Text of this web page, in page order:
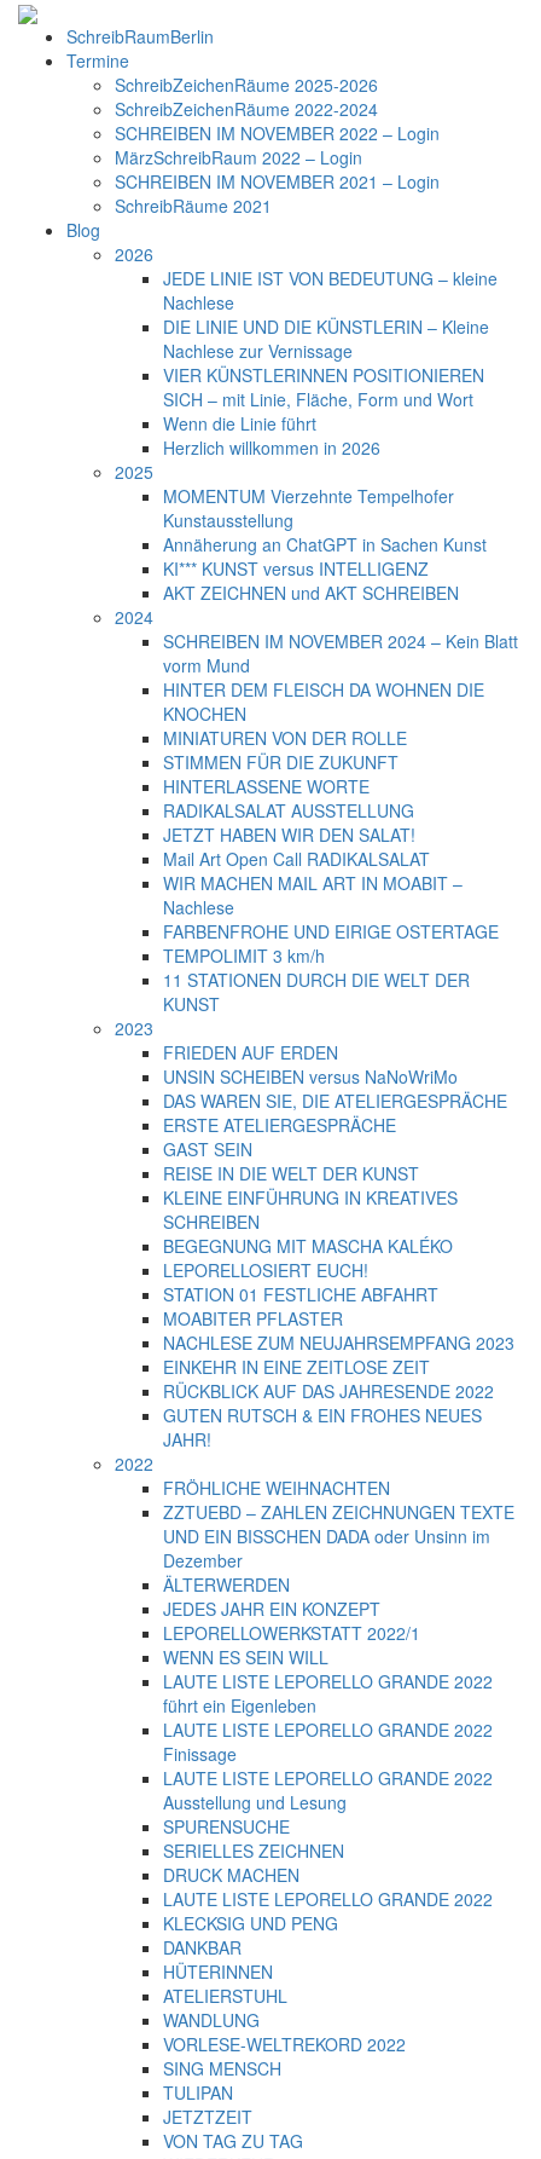
SchreibRaumBerlin
Termine
SchreibZeichenRäume 2025-2026
SchreibZeichenRäume 2022-2024
SCHREIBEN IM NOVEMBER 2022 – Login
MärzSchreibRaum 2022 – Login
SCHREIBEN IM NOVEMBER 2021 – Login
SchreibRäume 2021
Blog
2026
JEDE LINIE IST VON BEDEUTUNG – kleine
Nachlese
DIE LINIE UND DIE KÜNSTLERIN – Kleine
Nachlese zur Vernissage
VIER KÜNSTLERINNEN POSITIONIEREN
SICH – mit Linie, Fläche, Form und Wort
Wenn die Linie führt
Herzlich willkommen in 2026
2025
MOMENTUM Vierzehnte Tempelhofer
Kunstausstellung
Annäherung an ChatGPT in Sachen Kunst
KI*** KUNST versus INTELLIGENZ
AKT ZEICHNEN und AKT SCHREIBEN
2024
SCHREIBEN IM NOVEMBER 2024 – Kein Blatt
vorm Mund
HINTER DEM FLEISCH DA WOHNEN DIE
KNOCHEN
MINIATUREN VON DER ROLLE
STIMMEN FÜR DIE ZUKUNFT
HINTERLASSENE WORTE
RADIKALSALAT AUSSTELLUNG
JETZT HABEN WIR DEN SALAT!
Mail Art Open Call RADIKALSALAT
WIR MACHEN MAIL ART IN MOABIT –
Nachlese
FARBENFROHE UND EIRIGE OSTERTAGE
TEMPOLIMIT 3 km/h
11 STATIONEN DURCH DIE WELT DER
KUNST
2023
FRIEDEN AUF ERDEN
UNSIN SCHEIBEN versus NaNoWriMo
DAS WAREN SIE, DIE ATELIERGESPRÄCHE
ERSTE ATELIERGESPRÄCHE
GAST SEIN
REISE IN DIE WELT DER KUNST
KLEINE EINFÜHRUNG IN KREATIVES
SCHREIBEN
BEGEGNUNG MIT MASCHA KALÉKO
LEPORELLOSIERT EUCH!
STATION 01 FESTLICHE ABFAHRT
MOABITER PFLASTER
NACHLESE ZUM NEUJAHRSEMPFANG 2023
EINKEHR IN EINE ZEITLOSE ZEIT
RÜCKBLICK AUF DAS JAHRESENDE 2022
GUTEN RUTSCH & EIN FROHES NEUES
JAHR!
2022
FRÖHLICHE WEIHNACHTEN
ZZTUEBD – ZAHLEN ZEICHNUNGEN TEXTE
UND EIN BISSCHEN DADA oder Unsinn im
Dezember
ÄLTERWERDEN
JEDES JAHR EIN KONZEPT
LEPORELLOWERKSTATT 2022/1
WENN ES SEIN WILL
LAUTE LISTE LEPORELLO GRANDE 2022
führt ein Eigenleben
LAUTE LISTE LEPORELLO GRANDE 2022
Finissage
LAUTE LISTE LEPORELLO GRANDE 2022
Ausstellung und Lesung
SPURENSUCHE
SERIELLES ZEICHNEN
DRUCK MACHEN
LAUTE LISTE LEPORELLO GRANDE 2022
KLECKSIG UND PENG
DANKBAR
HÜTERINNEN
ATELIERSTUHL
WANDLUNG
VORLESE-WELTREKORD 2022
SING MENSCH
TULIPAN
JETZTZEIT
VON TAG ZU TAG